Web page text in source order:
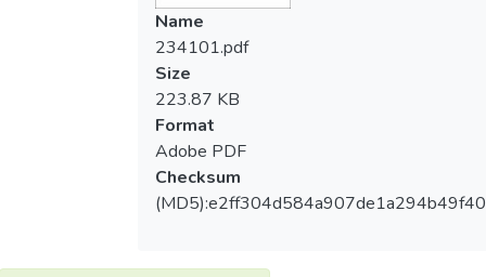
Name
234101.pdf
Size
223.87 KB
Format
Adobe PDF
Checksum